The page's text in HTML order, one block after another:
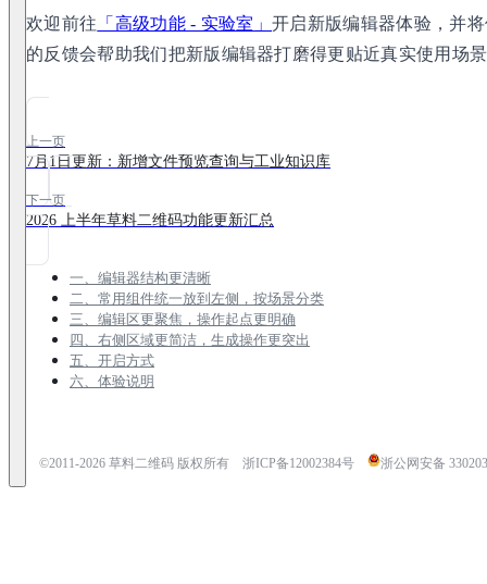
欢迎前往 「高级功能 - 实验室」开启新版编辑器体验，并
的反馈会帮助我们把新版编辑器打磨得更贴近真实使用场
上一页
7月1日更新：新增文件预览查询与工业知识库
下一页
2026 上半年草料二维码功能更新汇总
一、编辑器结构更清晰
二、常用组件统一放到左侧，按场景分类
三、编辑区更聚焦，操作起点更明确
四、右侧区域更简洁，生成操作更突出
五、开启方式
六、体验说明
©2011-2026草料二维码 版权所有 浙ICP备12002384号 浙公网安备